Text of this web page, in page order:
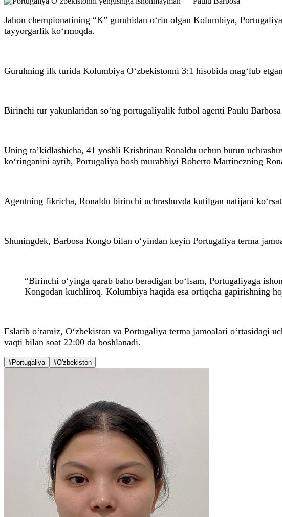
Jahon chempionatining “K” guruhidan o‘rin olgan Kolumbiya,
tayyorgarlik ko‘rmoqda.
Guruhning ilk turida Kolumbiya O‘zbekistonni 3:1 hisobida mag‘lub
Birinchi tur yakunlaridan so‘ng portugaliyalik futbol agenti Paulu
Uning ta’kidlashicha, 41 yoshli Krishtinau Ronaldu uchun butun
ko‘ringanini aytib, Portugaliya bosh murabbiyi Roberto Martinezning
Agentning fikricha, Ronaldu birinchi uchrashuvda kutilgan natijani
Shuningdek, Barbosa Kongo bilan o‘yindan keyin Portugaliya terma
“Birinchi o‘yinga qarab baho beradigan bo‘lsam, Portugaliyaga
Kongodan kuchliroq. Kolumbiya haqida esa ortiqcha gapirishning
Eslatib o‘tamiz, O‘zbekiston va Portugaliya terma jamoalari o‘rtasidagi
vaqti bilan soat 22:00 da boshlanadi.
#Portugaliya #O'zbekiston